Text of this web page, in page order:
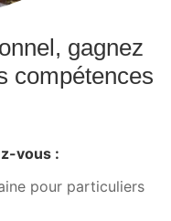
gagnez
compétences
vous :
pour particuliers